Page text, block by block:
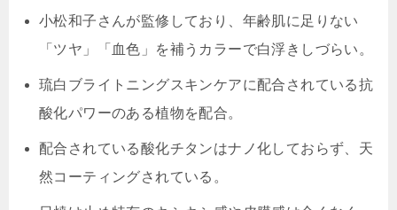
小松和子さんが監修しており、年齢肌に足りない
「ツヤ」「血色」を補うカラーで白浮きしづらい。
琉白ブライトニングスキンケアに配合されている抗
酸化パワーのある植物を配合。
配合されている酸化チタンはナノ化しておらず、天
然コーティングされている。